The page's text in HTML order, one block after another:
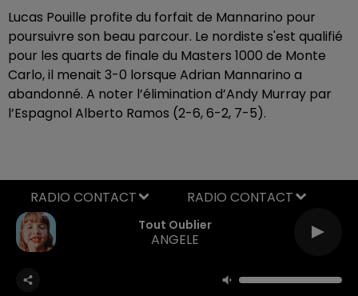
Lucas Pouille profite du forfait de Mannarino pour
poursuivre son beau parcour. Le nordiste s'est qualifié
pour les quarts de finale du Masters 1000 de Monte
Carlo, il menait 3-0 lorsque Adrian Mannarino a
abandonné. A noter l’élimination d’Andy Murray par
l’Espagnol Alberto Ramos (2-6, 6-2, 7-5).
Tout Oublier
ANGELE
RADIO CONTACT